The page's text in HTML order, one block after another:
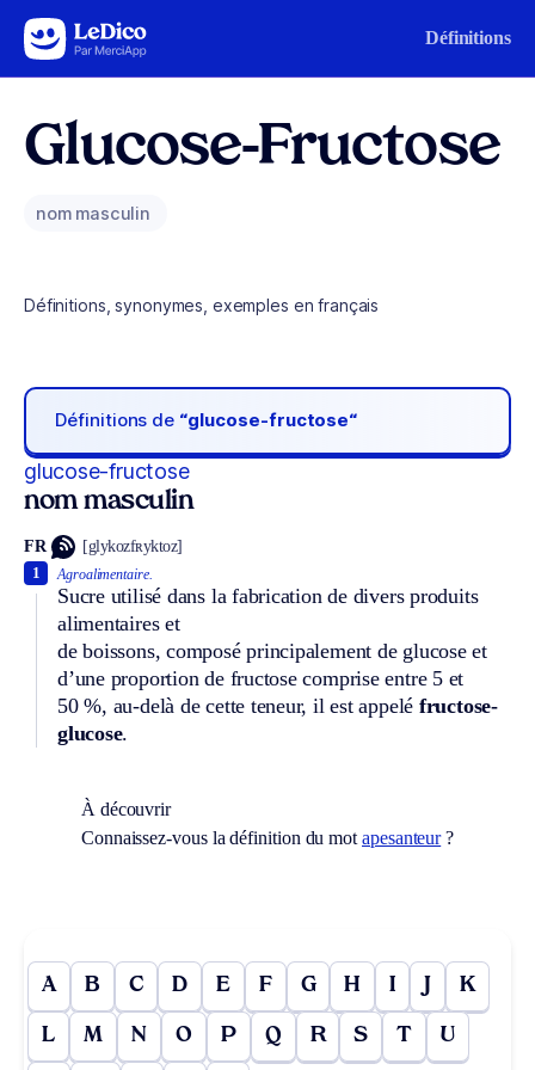
Aller au contenu Définitions
Glucose-Fructose
nom masculin
Définitions, synonymes, exemples en français
Définitions de “glucose-fructose“
glucose-fructose
nom masculin
FR [glykozfʀyktoz]
Agroalimentaire.
Sucre utilisé dans la fabrication de divers produits
alimentaires et
de boissons, composé principalement de glucose et
d’une proportion de fructose comprise entre 5 et
50 %, au-delà de cette teneur, il est appelé fructose-
glucose.
1
À découvrir
Connaissez-vous la définition du mot apesanteur?
A B C D E F G H I J K
L M N O P Q R S T U